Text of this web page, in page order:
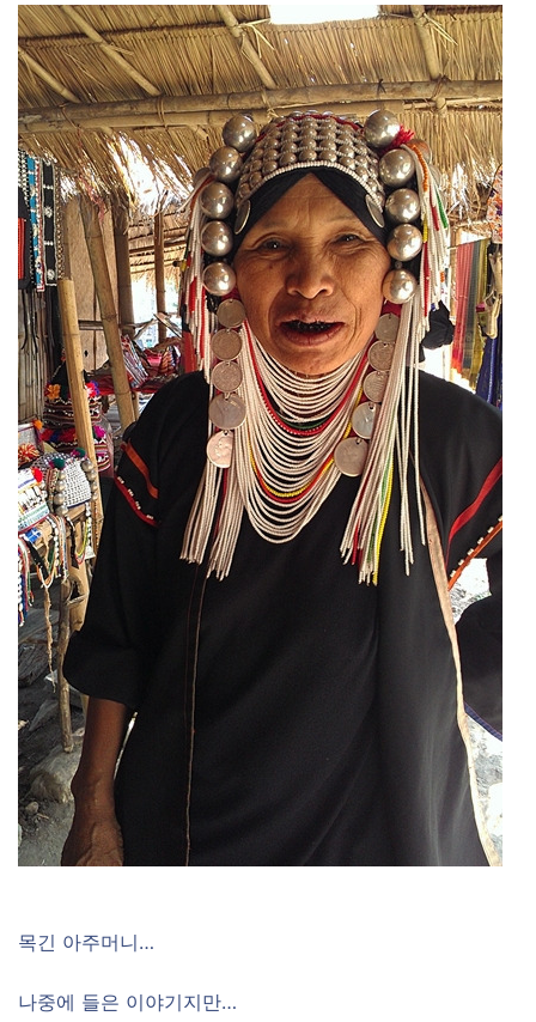
목긴 아주머니…
나중에 들은 이야기지만…